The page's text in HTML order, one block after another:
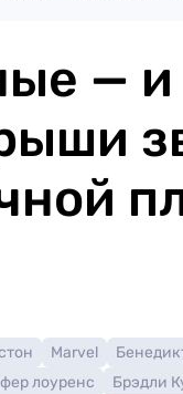
— и
Marvel
лоуренс Брэдли